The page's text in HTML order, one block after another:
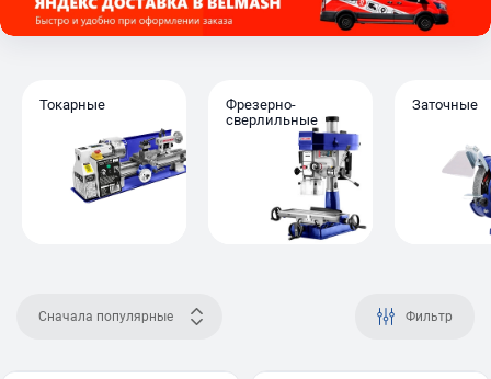
Токарные
Фрезерно-
сверлильные
Заточные
Сначала популярные Фильтр